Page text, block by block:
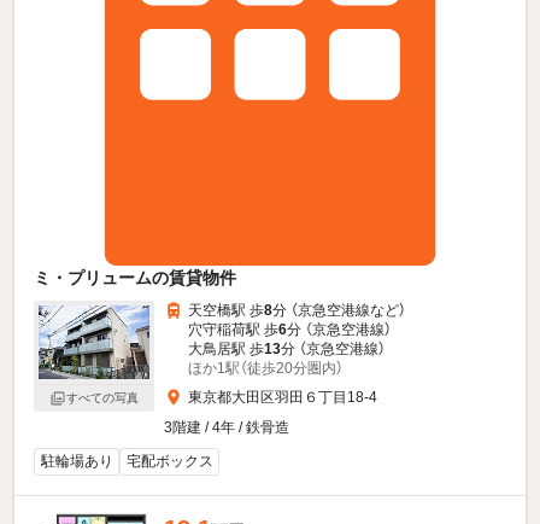
ミ・プリュームの賃貸物件
すべての写真
天空橋駅 歩8分 （京急空港線など）
穴守稲荷駅 歩6分 （京急空港線）
大鳥居駅 歩13分 （京急空港線）
ほか1駅（徒歩20分圏内）
東京都大田区羽田６丁目18-4
3階建 / 4年 / 鉄骨造
駐輪場あり
宅配ボックス